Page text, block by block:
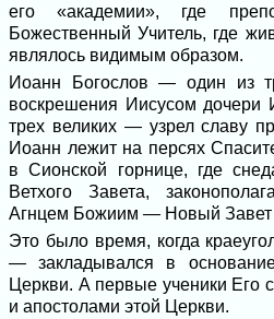
его «академии», где
Божественный Учитель, где
являлось ви­димым образом.
Иоанн Богослов — один из
воскрешения Иисусом
трех великих — узрел славу
Иоанн лежит на персях
в Сионской горнице, где
Ветхого За­вета,
Агнцем Божиим — Новый Завет
Это было время, когда
— закладывался в
Церкви. А первые ученики Его
и апостолами этой Церкви.